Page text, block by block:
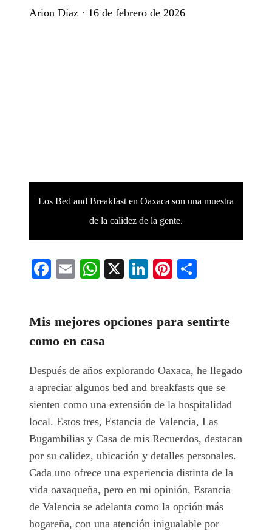
Arion Díaz · 16 de febrero de 2026
Los Bed and Breakfast en Oaxaca son una muestra
de la calidez de la gente.
Facebook
EmailWhatsApp
X LinkedIn
Pinterest
Mis mejores opciones para sentirte
como en casa
Después de años explorando Oaxaca, he llegado
a apreciar algunos bed and breakfasts que se
sienten como una extensión de la hospitalidad
local. Estos tres, Estancia de Valencia, Las
Bugambilias y Casa de mis Recuerdos, destacan
por su calidez, ubicación y detalles personales.
Cada uno ofrece una experiencia distinta de la
vida oaxaqueña, pero en mi opinión, Estancia
de Valencia se adelanta como la opción más
hogareña, con una atención inigualable por